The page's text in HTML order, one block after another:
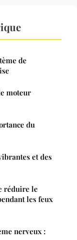
de
moteur
du
et des
réduire le
les feux
nerveux :